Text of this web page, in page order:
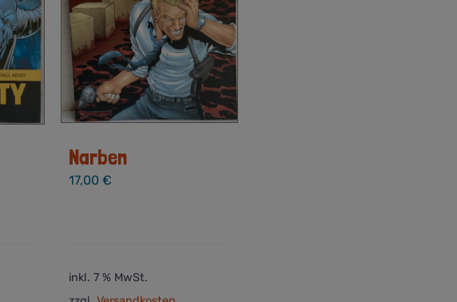
Narben
17,00€
inkl. 7 % MwSt.